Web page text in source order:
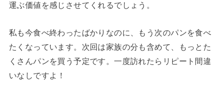
運ぶ価値を感じさせてくれるでしょう。
私も今食べ終わったばかりなのに、もう次のパンを食べ
たくなっています。次回は家族の分も含めて、もっとた
くさんパンを買う予定です。一度訪れたらリピート間違
いなしですよ！